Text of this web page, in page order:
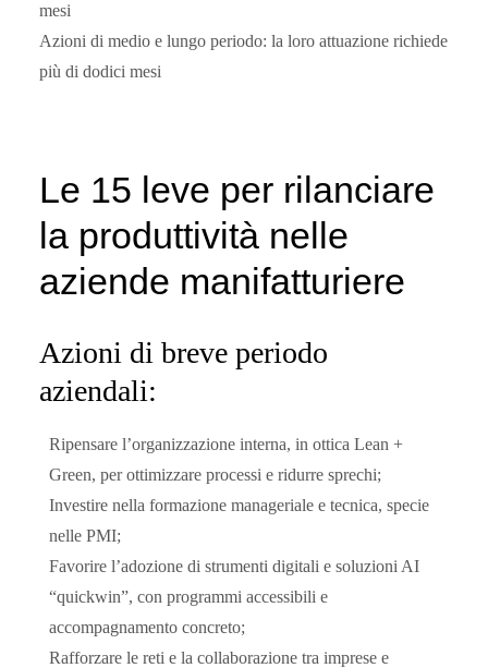
mesi
Azioni di medio e lungo periodo: la loro attuazione richiede
più di dodici mesi
Le 15 leve per rilanciare
la produttività nelle
aziende manifatturiere
Azioni di breve periodo
aziendali:
Ripensare l’organizzazione interna, in ottica Lean +
Green, per ottimizzare processi e ridurre sprechi;
Investire nella formazione manageriale e tecnica, specie
nelle PMI;
Favorire l’adozione di strumenti digitali e soluzioni AI
“quickwin”, con programmi accessibili e
accompagnamento concreto;
Rafforzare le reti e la collaborazione tra imprese e